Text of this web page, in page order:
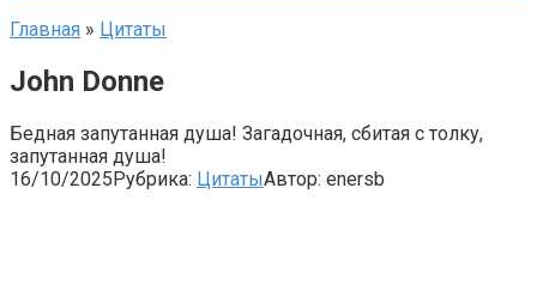
Главная » Цитаты
John Donne
Бедная запутанная душа! Загадочная, сбитая с толку,
запутанная душа!
16/10/2025Рубрика: ЦитатыАвтор: enersb